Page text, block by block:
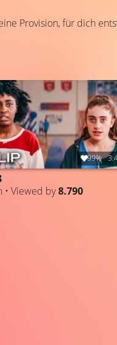
Provision, für dich
99%
• Viewed by8.790